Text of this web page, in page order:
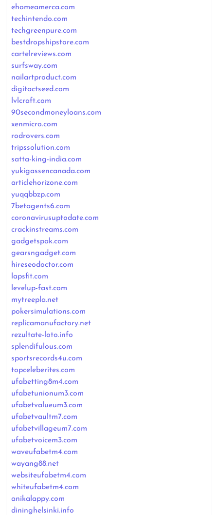
ehomeamerca.com
techintendo.com
techgreenpure.com
bestdropshipstore.com
cartelreviews.com
surfsway.com
nailartproduct.com
digitactseed.com
lvlcraft.com
90secondmoneyloans.com
xenmicro.com
rodrovers.com
tripssolution.com
satta-king-india.com
yukigassencanada.com
articlehorizone.com
yuqqbbzp.com
7betagents6.com
coronavirusuptodate.com
crackinstreams.com
gadgetspak.com
gearsngadget.com
hireseodoctor.com
lapsfit.com
levelup-fast.com
mytreepla.net
pokersimulations.com
replicamanufactory.net
rezultate-loto.info
splendifulous.com
sportsrecords4u.com
topceleberites.com
ufabetting8m4.com
ufabetunionum3.com
ufabetvalueum3.com
ufabetvaultm7.com
ufabetvillageum7.com
ufabetvoicem3.com
waveufabetm4.com
wayang88.net
websiteufabetm4.com
whiteufabetm4.com
anikalappy.com
dininghelsinki.info